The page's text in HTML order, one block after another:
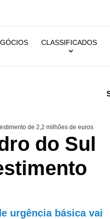
CLASSIFICADOS
de 2,2 milhões de euros
do Sul
urgência básica vai